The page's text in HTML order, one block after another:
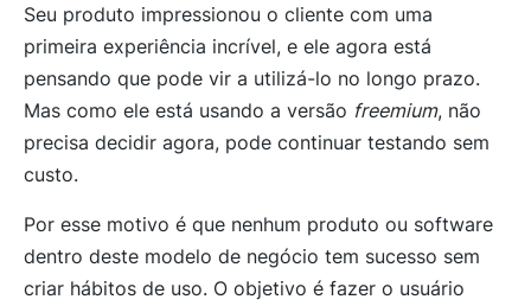
Seu produto impressionou o cliente com uma
primeira experiência incrível, e ele agora está
pensando que pode vir a utilizá-lo no longo prazo.
Mas como ele está usando a versão freemium, não
precisa decidir agora, pode continuar testando sem
custo.
Por esse motivo é que nenhum produto ou software
dentro deste modelo de negócio tem sucesso sem
criar hábitos de uso. O objetivo é fazer o usuário